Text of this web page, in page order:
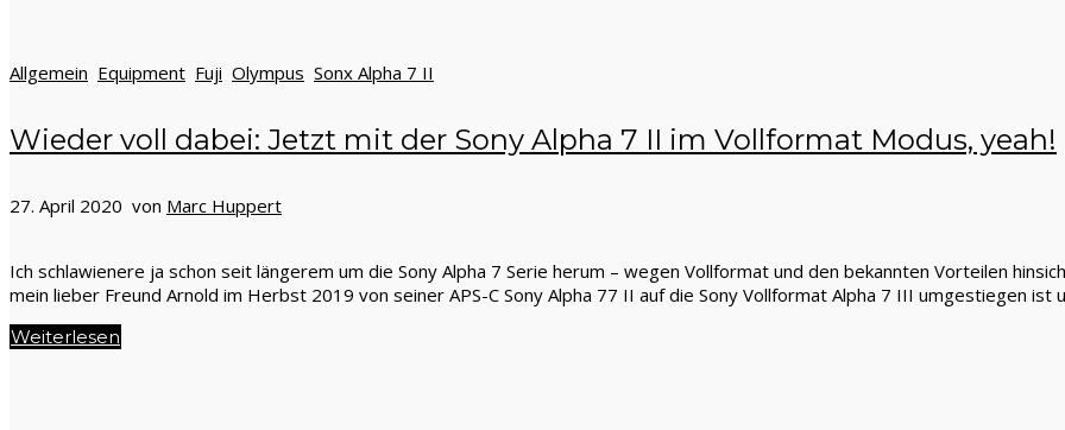
Allgemein Equipment Fuji Olympus Sonx Alpha 7 II
Wieder voll dabei: Jetzt mit der Sony Alpha 7 II im Vollformat Modus, yeah!
27. April 2020 von Marc Huppert
Ich schlawienere ja schon seit längerem um die Sony Alpha 7 Serie herum – wegen Vollformat und den bekannten Vorteilen
mein lieber Freund Arnold im Herbst 2019 von seiner APS-C Sony Alpha 77 II auf die Sony Vollformat Alpha 7 III umgestiegen ist
Weiterlesen